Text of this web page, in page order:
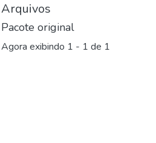
Arquivos
Pacote original
Agora exibindo 1 - 1 de 1